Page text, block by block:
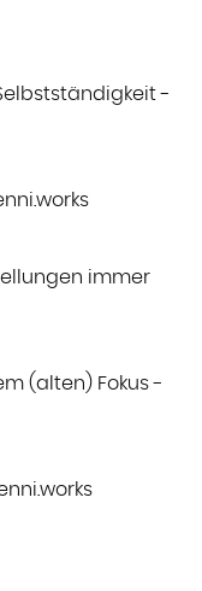
-
immer
(alten) Fokus -